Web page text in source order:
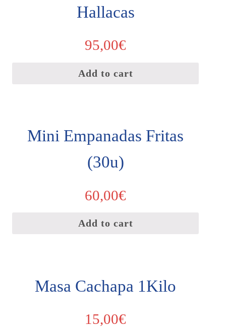
Hallacas
95,00€
Add to cart
Mini Empanadas Fritas
(30u)
60,00€
Add to cart
Masa Cachapa 1Kilo
15,00€